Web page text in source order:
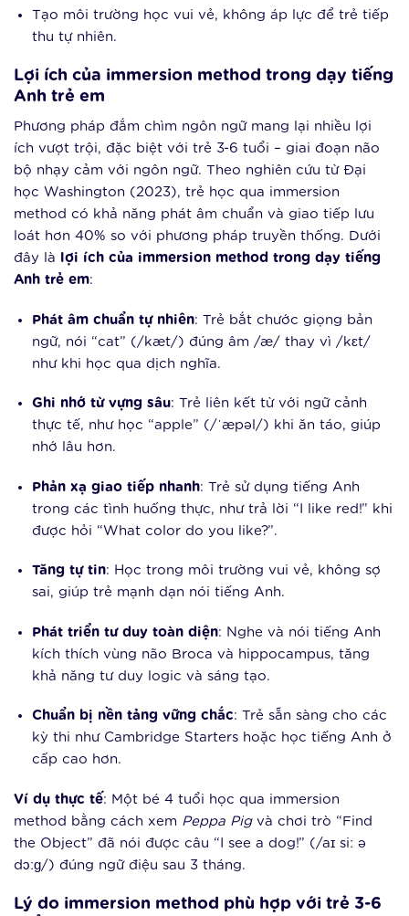
Tạo môi trường học vui vẻ, không áp lực để trẻ tiếp
thu tự nhiên.
Lợi ích của immersion method trong dạy tiếng
Anh trẻ em
Phương pháp đắm chìm ngôn ngữ mang lại nhiều lợi
ích vượt trội, đặc biệt với trẻ 3-6 tuổi – giai đoạn não
bộ nhạy cảm với ngôn ngữ. Theo nghiên cứu từ Đại
học Washington (2023), trẻ học qua immersion
method có khả năng phát âm chuẩn và giao tiếp lưu
loát hơn 40% so với phương pháp truyền thống. Dưới
đây là lợi ích của immersion method trong dạy tiếng
Anh trẻ em:
Phát âm chuẩn tự nhiên: Trẻ bắt chước giọng bản
ngữ, nói “cat” (/kæt/) đúng âm /æ/ thay vì /kɛt/
như khi học qua dịch nghĩa.
Ghi nhớ từ vựng sâu: Trẻ liên kết từ với ngữ cảnh
thực tế, như học “apple” (/ˈæpəl/) khi ăn táo, giúp
nhớ lâu hơn.
Phản xạ giao tiếp nhanh: Trẻ sử dụng tiếng Anh
trong các tình huống thực, như trả lời “I like red!” khi
được hỏi “What color do you like?”.
Tăng tự tin: Học trong môi trường vui vẻ, không sợ
sai, giúp trẻ mạnh dạn nói tiếng Anh.
Phát triển tư duy toàn diện: Nghe và nói tiếng Anh
kích thích vùng não Broca và hippocampus, tăng
khả năng tư duy logic và sáng tạo.
Chuẩn bị nền tảng vững chắc: Trẻ sẵn sàng cho các
kỳ thi như Cambridge Starters hoặc học tiếng Anh ở
cấp cao hơn.
Ví dụ thực tế: Một bé 4 tuổi học qua immersion
method bằng cách xem Peppa Pigvà chơi trò “Find
the Object” đã nói được câu “I see a dog!” (/aɪ siː ə
dɔːɡ/) đúng ngữ điệu sau 3 tháng.
Lý do immersion method phù hợp với trẻ 3-6